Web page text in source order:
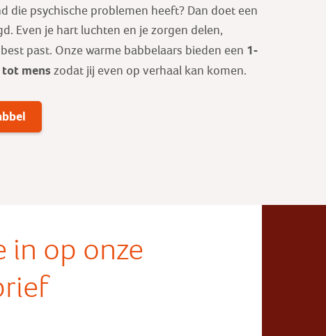
die psychische problemen heeft? Dan doet een
Even je hart luchten en je zorgen delen,
past. Onze warme babbelaars bieden een 1-
tot mens zodat jij even op verhaal kan komen.
in op onze